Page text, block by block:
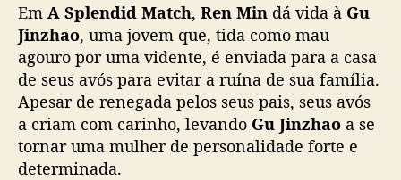
e
c
o
h
e
c
i
WeTV.
✨Starring#RenMin #CiSha
🔗👉🏻https://t.co/05dnvBeInf #良陈美锦 #任敏
#此沙 #WeTV #WeTVAlwaysMore
pic.twitter.com/w23a7D0xIP
Em A Splendid Match, Ren Min dá vida à Gu
Jinzhao, uma jovem que, tida como mau
agouro por uma vidente, é enviada para a casa
de seus avós para evitar a ruína de sua família.
Apesar de renegada pelos seus pais, seus avós
a criam com carinho, levando Gu Jinzhao a se
tornar uma mulher de personalidade forte e
determinada.